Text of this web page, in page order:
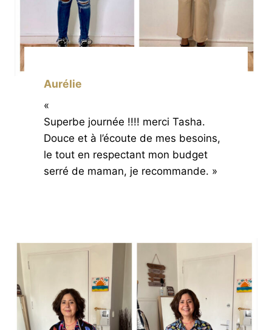
Aurélie
«
Superbe journée !!!! merci Tasha.
Douce et à l’écoute de mes besoins,
le tout en respectant mon budget
serré de maman, je recommande. »